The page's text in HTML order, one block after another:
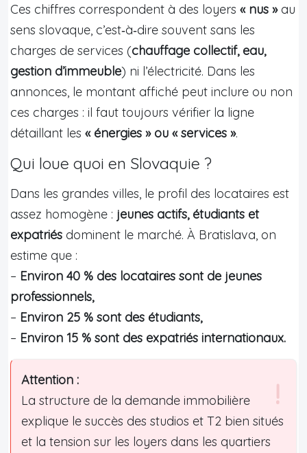
Ces chiffres correspondent à des loyers « nus »au
sens slovaque, c’est‑à‑dire souvent sans les
charges de services (chauffage collectif, eau,
gestion d’immeuble) ni l’électricité. Dans les
annonces, le montant affiché peut inclure ou non
ces charges : il faut toujours vérifier la ligne
détaillant les « énergies » ou « services ».
Qui loue quoi en Slovaquie ?
Dans les grandes villes, le profil des locataires est
assez homogène : jeunes actifs, étudiants et
expatriés dominent le marché. À Bratislava, on
estime que :
– Environ 40 % des locataires sont de jeunes
professionnels,
– Environ 25 % sont des étudiants,
– Environ 15 % sont des expatriés internationaux.
Attention :
La structure de la demande immobilière
explique le succès des studios et T2 bien situés
et la tension sur les loyers dans les quartiers